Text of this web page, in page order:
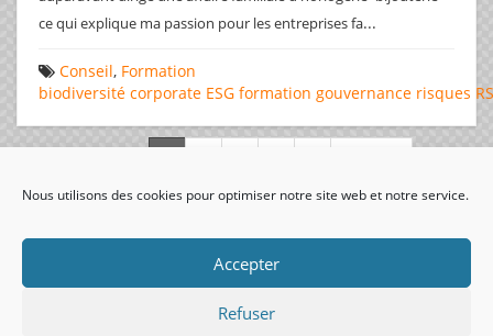
Nous utilisons des cookies pour optimiser notre site web et notre service.
Accepter
Refuser
ce qui explique ma passion pour les entreprises fa...
Conseil, Formation
biodiversité corporate ESG formation gouvernance risques
visiteurs uniques: